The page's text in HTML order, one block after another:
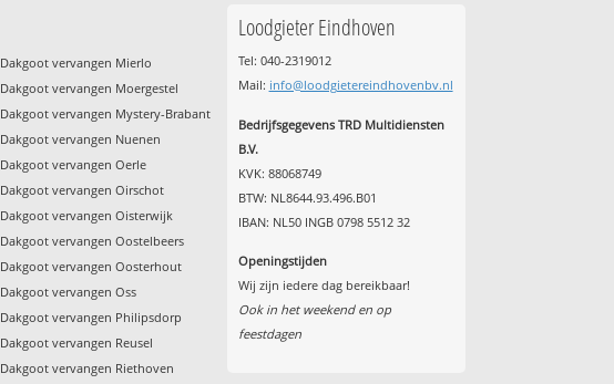
Dakgoot vervangen Mierlo
Dakgoot vervangen Moergestel
Dakgoot vervangen Mystery-Brabant
Dakgoot vervangen Nuenen
Dakgoot vervangen Oerle
Dakgoot vervangen Oirschot
Dakgoot vervangen Oisterwijk
Dakgoot vervangen Oostelbeers
Dakgoot vervangen Oosterhout
Dakgoot vervangen Oss
Dakgoot vervangen Philipsdorp
Dakgoot vervangen Reusel
Dakgoot vervangen Riethoven
Loodgieter Eindhoven
Tel: 040-2319012
Mail: info@loodgietereindhovenbv.nl
Bedrijfsgegevens TRD Multidiensten
B.V.
KVK: 88068749
BTW: NL8644.93.496.B01
IBAN: NL50 INGB 0798 5512 32
Openingstijden
Wij zijn iedere dag bereikbaar!
Ook in het weekend en op
feestdagen